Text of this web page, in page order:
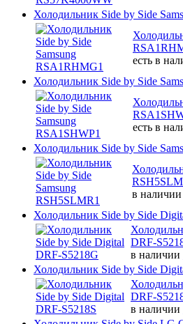
Холодильник Side by Side
есть в
Холодильник Side by Side
есть в
Холодильник Side by Side
в наличии
Холодильник Side by Side
DRF-
в наличии
Холодильник Side by Side
DRF-
в наличии